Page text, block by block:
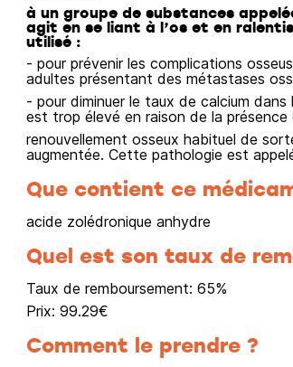
à un groupe de substances
agit en se liant à l’os et en
utilisé :
- pour prévenir les complications
adultes présentant des métastases
- pour diminuer le taux de calcium
est trop élevé en raison de la présence
renouvellement osseux habituel de
augmentée. Cette pathologie est
Que contient ce
acide zolédronique anhydre
Quel est son taux de
Taux de remboursement: 65%
Prix: 99.29€
Comment le prendre ?